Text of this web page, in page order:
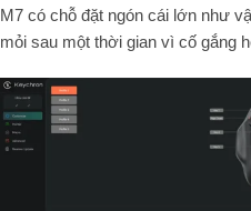
M7 có chỗ đặt ngón cái lớn như
mỏi sau một thời gian vì cố gắng